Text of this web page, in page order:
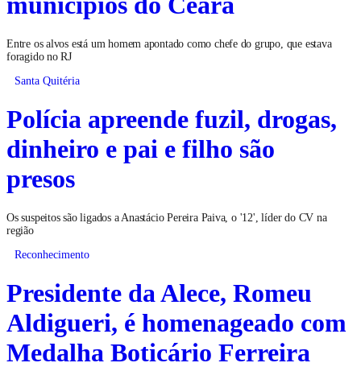
Entre os alvos está um homem apontado como chefe do grupo, que estava
foragido no RJ
Santa Quitéria
Polícia apreende fuzil, drogas,
dinheiro e pai e filho são
presos
Os suspeitos são ligados a Anastácio Pereira Paiva, o '12', líder do CV na
região
Reconhecimento
Presidente da Alece, Romeu
Aldigueri, é homenageado com
Medalha Boticário Ferreira